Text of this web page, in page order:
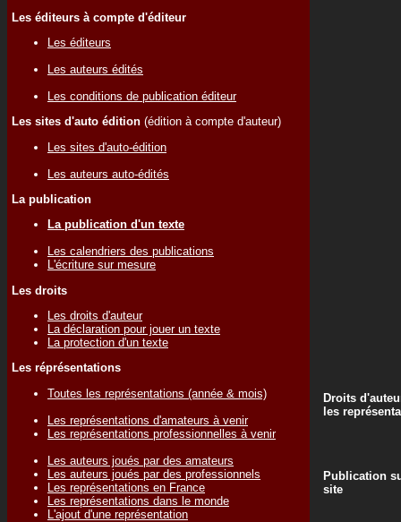
Les éditeurs à compte d'éditeur
Les éditeurs
Les auteurs édités
Les conditions de publication éditeur
Les sites d'auto édition (édition à compte d'auteur)
Les sites d'auto-édition
Les auteurs auto-édités
La publication
La publication d'un texte
Les calendriers des publications
L'écriture sur mesure
Les droits
Les droits d'auteur
La déclaration pour jouer un texte
La protection d'un texte
Les réprésentations
Toutes les représentations (année & mois)
Les représentations d'amateurs à venir
Les représentations professionnelles à venir
Les auteurs joués par des amateurs
Les auteurs joués par des professionnels
Les représentations en France
Les représentations dans le monde
L'ajout d'une représentation
Droits
les
Publication
site